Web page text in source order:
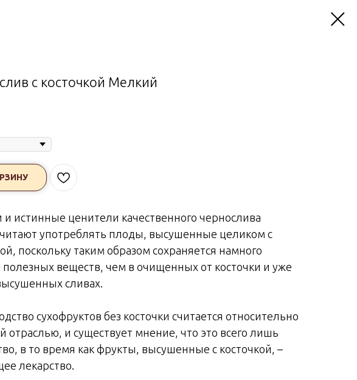
с косточкой Мелкий
и истинные ценители качественного чернослива
употреблять плоды, высушенные целиком с
поскольку таким образом сохраняется намного
веществ, чем в очищенных от косточки и уже
сливах.
сухофруктов без косточки считается относительно
отраслью, и существует мнение, что это всего лишь
в то время как фрукты, высушенные с косточкой, –
лекарство.